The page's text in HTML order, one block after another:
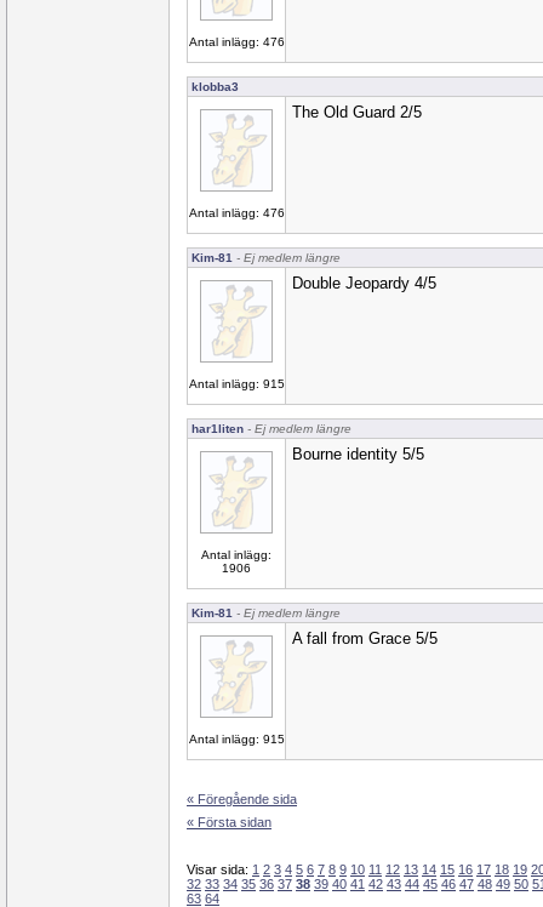
Antal inlägg: 476
klobba3
Antal inlägg: 476
The Old Guard 2/5
Kim-81 - Ej medlem längre
Antal inlägg: 915
Double Jeopardy 4/5
har1liten - Ej medlem längre
Antal inlägg:
1906
Bourne identity 5/5
Kim-81 - Ej medlem längre
Antal inlägg: 915
A fall from Grace 5/5
« Föregående sida
« Första sidan
Visar sida: 1 2 3 4 5 6 7 8 9 10 11 12 13 14 15 16 17 18 19
32 33 34 35 36 37 38 39 40 41 42 43 44 45 46 47 48 49 50
63 64